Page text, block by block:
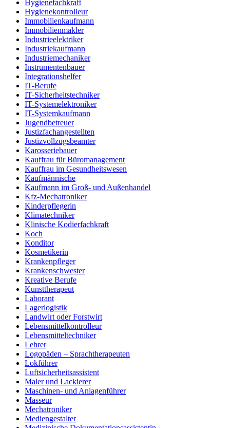
Hygienefachkraft
Hygienekontrolleur
Immobilienkaufmann
Immobilienmakler
Industrieelektriker
Industriekaufmann
Industriemechaniker
Instrumentenbauer
Integrationshelfer
IT-Berufe
IT-Sicherheitstechniker
IT-Systemelektroniker
IT-Systemkaufmann
Jugendbetreuer
Justizfachangestellten
Justizvollzugsbeamter
Karosseriebauer
Kauffrau für Büromanagement
Kauffrau im Gesundheitswesen
Kaufmännische
Kaufmann im Groß- und Außenhandel
Kfz-Mechatroniker
Kinderpflegerin
Klimatechniker
Klinische Kodierfachkraft
Koch
Konditor
Kosmetikerin
Krankenpfleger
Krankenschwester
Kreative Berufe
Kunsttherapeut
Laborant
Lagerlogistik
Landwirt oder Forstwirt
Lebensmittelkontrolleur
Lebensmitteltechniker
Lehrer
Logopäden – Sprachtherapeuten
Lokführer
Luftsicherheitsassistent
Maler und Lackierer
Maschinen- und Anlagenführer
Masseur
Mechatroniker
Mediengestalter